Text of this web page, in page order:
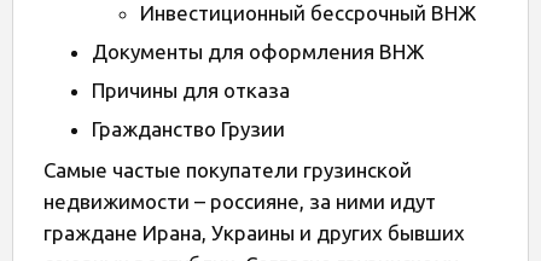
Инвестиционный бессрочный ВНЖ
Документы для оформления ВНЖ
Причины для отказа
Гражданство Грузии
Самые частые покупатели грузинской
недвижимости – россияне, за ними идут
граждане Ирана, Украины и других бывших